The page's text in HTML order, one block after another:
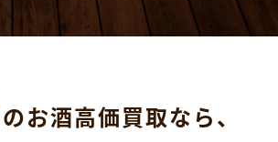
のお酒高価買取なら、